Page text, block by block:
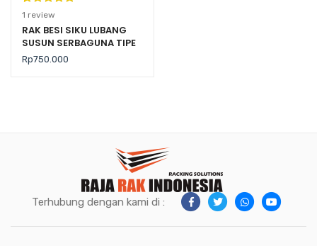
Peringkat
5.00dari 5
berdasarka
n
1
penilaian
1 review
RAK BESI SIKU LUBANG
SUSUN SERBAGUNA TIPE
RK-01 RAJARAK
Rp750.000
Terhubung dengan kami di :